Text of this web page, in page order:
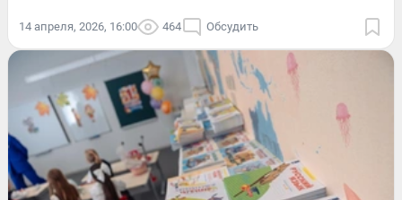
14 апреля, 2026, 16:00 464 Обсудить